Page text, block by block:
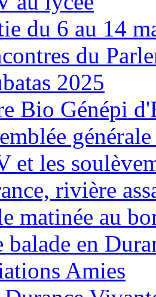
du 6 au 14
du
2025
Bio Génépi
et les
rivière
matinée au
balade en
Amies